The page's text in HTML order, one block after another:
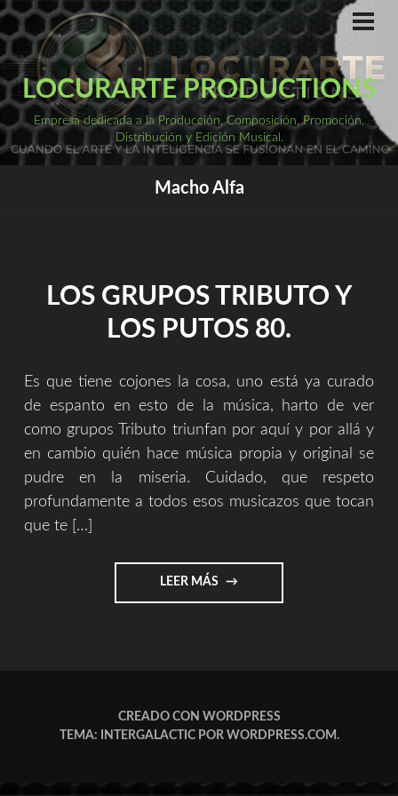
Saltar
al
contenido
LOCURARTE PRODUCTIONS
Empresa dedicada a la Producción, Composición, Promoción,
Distribución y Edición Musical.
Macho Alfa
LOS GRUPOS TRIBUTO Y
LOS PUTOS 80.
Es que tiene cojones la cosa, uno está ya curado
de espanto en esto de la música, harto de ver
como grupos Tributo triunfan por aquí y por allá y
en cambio quién hace música propia y original se
pudre en la miseria. Cuidado, que respeto
profundamente a todos esos musicazos que tocan
que te […]
LEER MÁS "LOS
GRUPOS
CREADO CON WORDPRESS
TEMA: INTERGALACTIC POR WORDPRESS.COM.